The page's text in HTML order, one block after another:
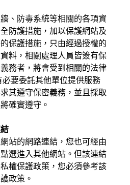
、防毒系統等相關的各項資
防護措施，加以保護網站及
保護措施，只由經過授權的
料，相關處理人員皆簽有保
務者，將會受到相關的法律
要委託其他單位提供服務
其遵守保密義務，並且採取
確實遵守。
站的網路連結，您也可經由
選進入其他網站。但該連結
權保護政策，您必須參考該
政策。